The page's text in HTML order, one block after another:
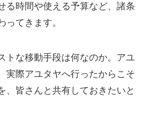
る時間や使える予算など、諸条
ってきます。
トな移動手段は何なのか。アユ
実際アユタヤへ行ったからこそ
、皆さんと共有しておきたいと